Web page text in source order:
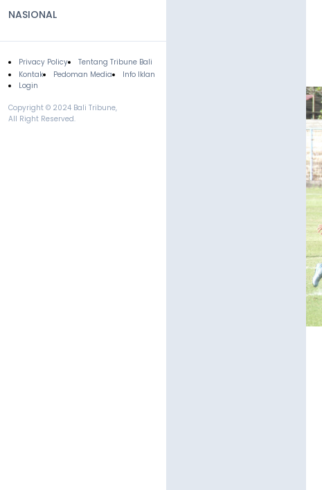
NASIONAL
Footer
Privacy Policy
Tentang Tribune Bali
Kontak
Pedoman Media
Info Iklan
Login
Copyright © 2024 Bali Tribune,
All Right Reserved.